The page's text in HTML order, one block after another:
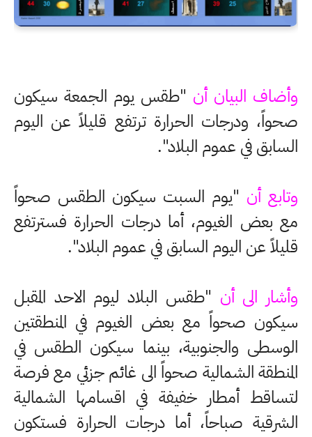
وأضاف البيان أن "طقس يوم الجمعة سيكون
صحواً، ودرجات الحرارة ترتفع قليلاً عن اليوم
السابق في عموم البلاد".
وتابع أن "يوم السبت سيكون الطقس صحواً
مع بعض الغيوم، أما درجات الحرارة فسترتفع
قليلاً عن اليوم السابق في عموم البلاد".
وأشار الى أن "طقس البلاد ليوم الاحد المقبل
سيكون صحواً مع بعض الغيوم في المنطقتين
الوسطى والجنوبية، بينما سيكون الطقس في
المنطقة الشمالية صحواً الى غائم جزئي مع فرصة
لتساقط أمطار خفيفة في اقسامها الشمالية
الشرقية صباحاً، أما درجات الحرارة فستكون